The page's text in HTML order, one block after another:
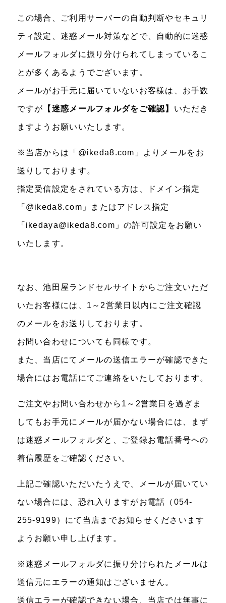
この場合、ご利用サーバーの自動判断やセキュリ
ティ設定、迷惑メール対策などで、自動的に迷惑
メールフォルダに振り分けられてしまっているこ
とが多くあるようでございます。
メールがお手元に届いていないお客様は、お手数
ですが 【迷惑メールフォルダをご確認】 いただき
ますようお願いいたします。
※当店からは「@ikeda8.com」よりメールをお
送りしております。
指定受信設定をされている方は、ドメイン指定
「@ikeda8.com」またはアドレス指定
「ikedaya@ikeda8.com」の許可設定をお願い
いたします。
なお、池田屋ランドセルサイトからご注文いただ
いたお客様には、1～2営業日以内にご注文確認
のメールをお送りしております。
お問い合わせについても同様です。
また、当店にてメールの送信エラーが確認できた
場合にはお電話にてご連絡をいたしております。
ご注文やお問い合わせから1～2営業日を過ぎま
してもお手元にメールが届かない場合には、まず
は迷惑メールフォルダと、ご登録お電話番号への
着信履歴をご確認ください。
上記ご確認いただいたうえで、メールが届いてい
ない場合には、恐れ入りますがお電話（054-
255-9199）にて当店までお知らせくださいます
ようお願い申し上げます。
※迷惑メールフォルダに振り分けられたメールは
送信元にエラーの通知はございません。
送信エラーが確認できない場合、当店では無事に